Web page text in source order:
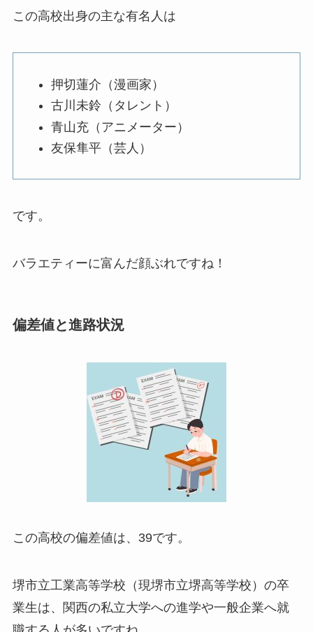
この高校出身の主な有名人は
押切蓮介（漫画家）
古川未鈴（タレント）
青山充（アニメーター）
友保隼平（芸人）
です。
バラエティーに富んだ顔ぶれですね！
偏差値と進路状況
この高校の偏差値は、39です。
堺市立工業高等学校（現堺市立堺高等学校）の卒
業生は、関西の私立大学への進学や一般企業へ就